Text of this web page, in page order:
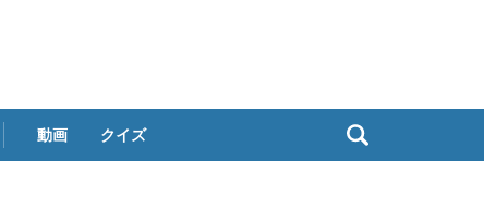
動画 クイズ